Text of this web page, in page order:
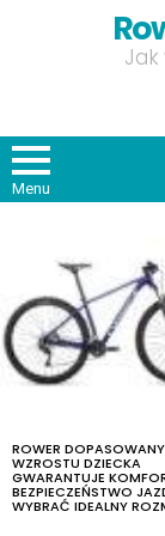
Jak
Menu
ROWER
WZROSTU DZIECKA
GWARANTUJE
BEZPIECZEŃSTWO
WYBRAĆ IDEALNY